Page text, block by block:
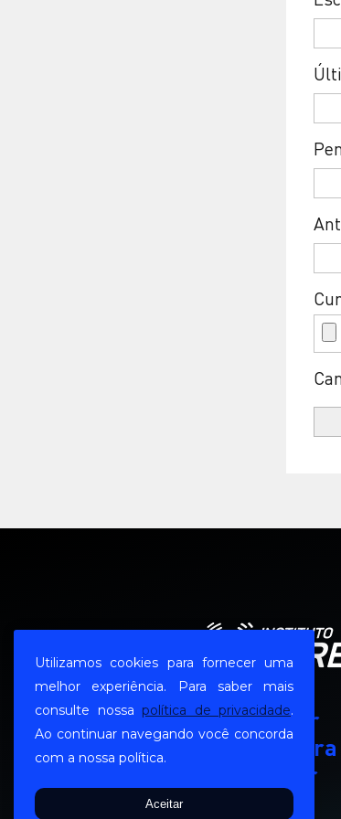
Utilizamos cookies para fornecer uma
melhor experiência. Para saber mais
consulte nossa política de privacidade.
Ao continuar navegando você concorda
com a nossa política.
Aceitar
Desenvolver
pessoas, para
desenvolver